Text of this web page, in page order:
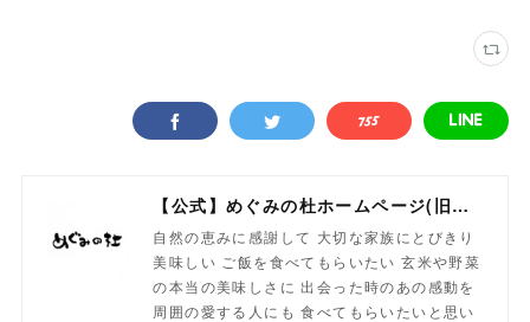
【公式】めぐみの杜ホームページ(旧自然食工房）
自然の恵みに感謝して 大切な家族にとびきり
美味しい ご飯を食べてもらいたい 玄米や野菜
の本当の美味しさに 出会った時のあの感動を
周囲の愛する人にも 食べてもらいたいと思い